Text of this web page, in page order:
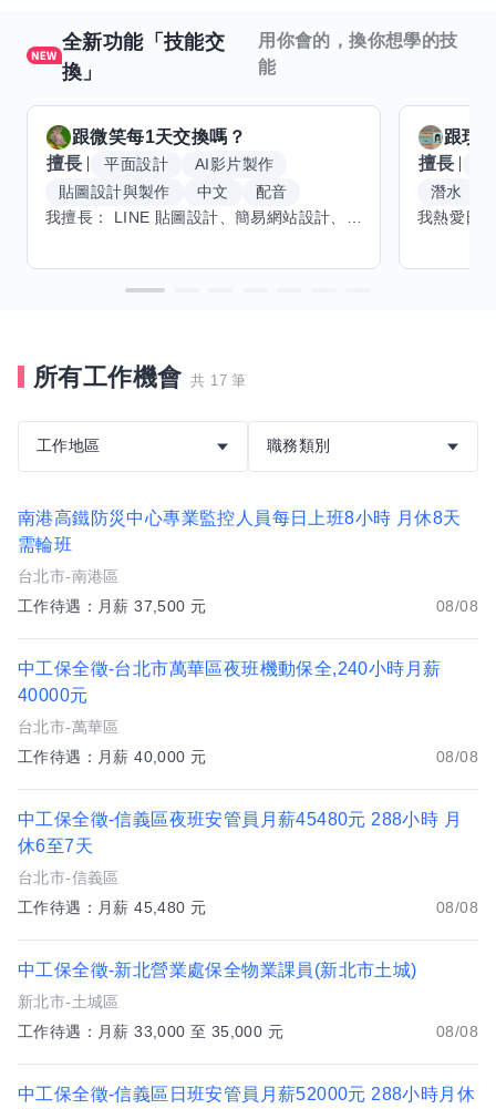
全新功能「技能交
換」
用你會的，換你想學的技
能
跟微笑每1天交換嗎？
擅長
平面設計
AI影片製作
貼圖設計與製作
中文
配音
跟玟
擅長
潛水
所有工作機會 共 17 筆
工作地區 職務類別
南港高鐵防災中心專業監控人員每日上班8小時 月休8天
需輪班
台北市-南港區
工作待遇：月薪 37,500 元
08/08
中工保全徵-台北市萬華區夜班機動保全,240小時月薪
40000元
台北市-萬華區
工作待遇：月薪 40,000 元
08/08
中工保全徵-信義區夜班安管員月薪45480元 288小時 月
休6至7天
台北市-信義區
工作待遇：月薪 45,480 元
08/08
中工保全徵-新北營業處保全物業課員(新北市土城)
新北市-土城區
工作待遇：月薪 33,000 至 35,000 元
08/08
中工保全徵-信義區日班安管員月薪52000元 288小時月休